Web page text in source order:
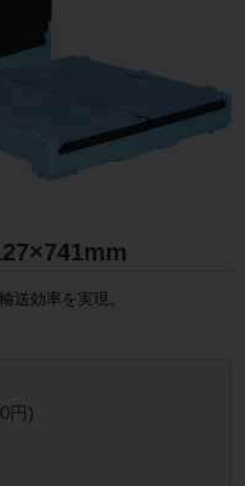
送効率を実現。
円)